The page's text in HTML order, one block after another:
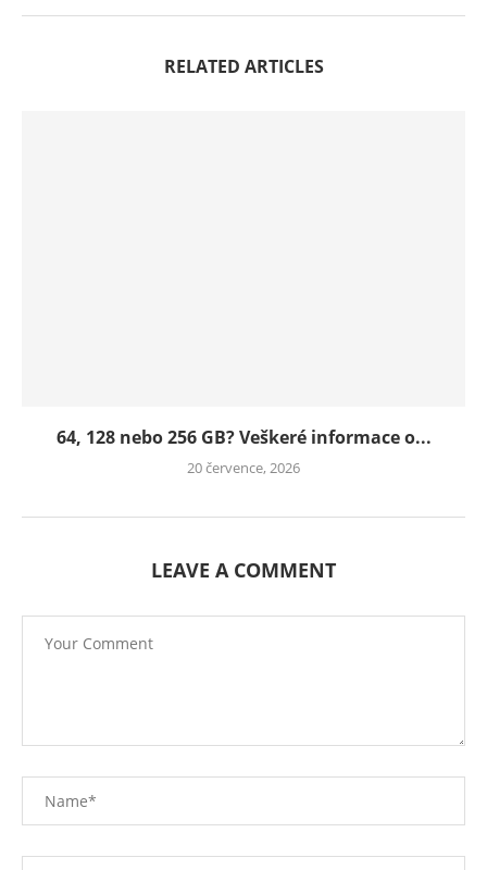
RELATED ARTICLES
64, 128 nebo 256 GB? Veškeré informace o...
20 července, 2026
LEAVE A COMMENT